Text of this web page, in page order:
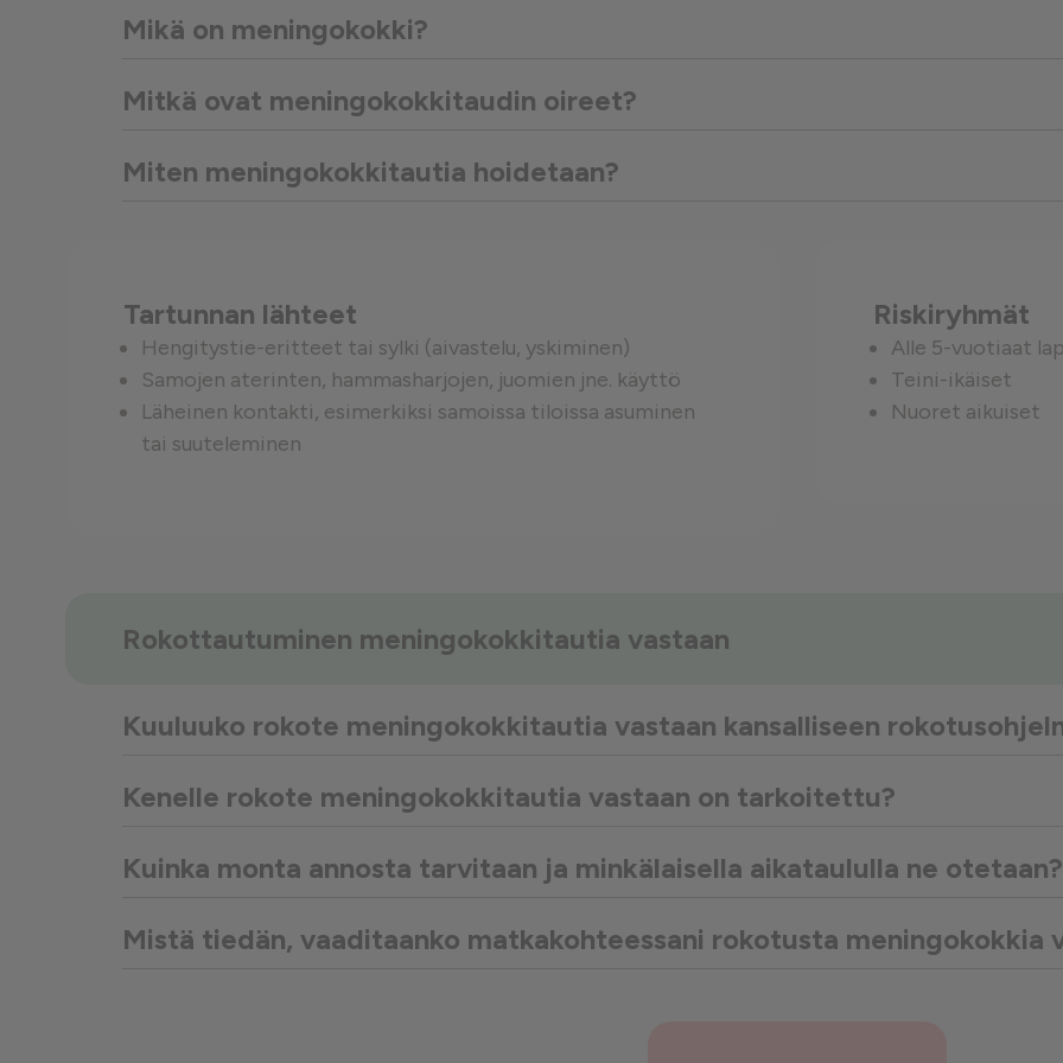
Mikä on meningokokki?
Mitkä ovat meningokokkitaudin oireet?
Miten meningokokkitautia hoidetaan?
Tartunnan lähteet
Hengitystie-eritteet tai sylki (aivastelu, yskiminen)
Samojen aterinten, hammasharjojen, juomien jne. käyttö
Läheinen kontakti, esimerkiksi samoissa tiloissa asuminen
tai suuteleminen
Riskiryhmät
Alle 5-vuotiaat
Teini-ikäiset
Nuoret aikuiset
Rokottautuminen meningokokkitautia vastaan
Kuuluuko rokote meningokokkitautia vastaan kansalliseen
Kenelle rokote meningokokkitautia vastaan on tarkoitettu?
Kuinka monta annosta tarvitaan ja minkälaisella aikataululla ne otetaan?
Mistä tiedän, vaaditaanko matkakohteessani rokotusta meningokokkia
Suorituskykyä mittaavat evästeet